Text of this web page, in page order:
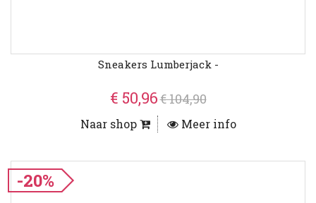
Sneakers Lumberjack -
€ 50,96€ 104,90
Naar shop Meer info
-20%